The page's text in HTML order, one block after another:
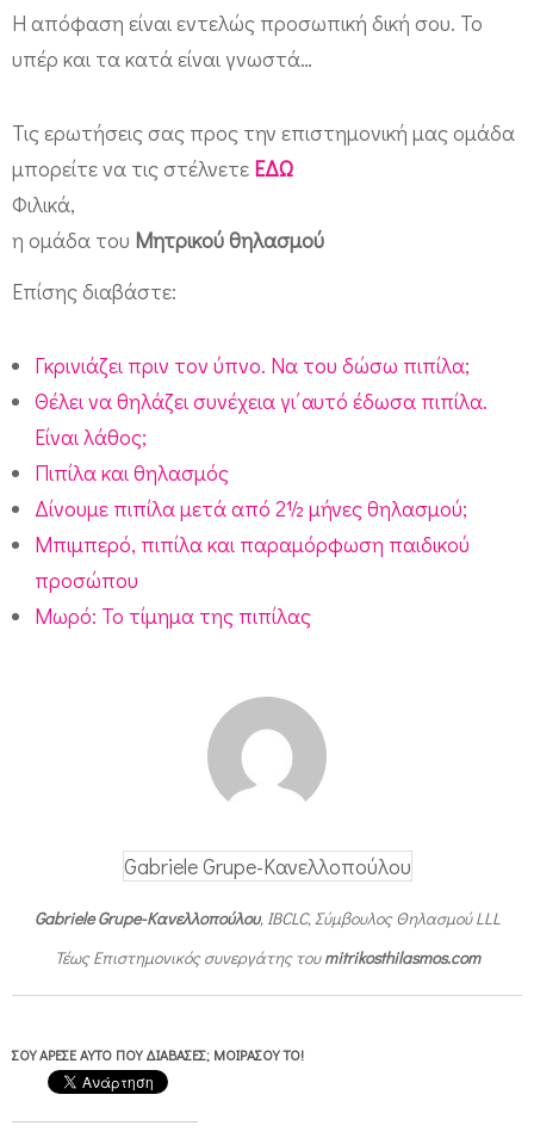
λ
α
Η απόφαση είναι εντελώς προσωπική δική σου. Το
υπέρ και τα κατά είναι γνωστά…
Τις ερωτήσεις σας προς την επιστημονική μας ομάδα
μπορείτε να τις στέλνετε ΕΔΩ
Φιλικά,
η ομάδα του Μητρικού θηλασμού
Επίσης διαβάστε:
Γκρινιάζει πριν τον ύπνο. Να του δώσω πιπίλα;
Θέλει να θηλάζει συνέχεια γι΄αυτό έδωσα πιπίλα.
Είναι λάθος;
Πιπίλα και θηλασμός
Δίνουμε πιπίλα μετά από 2½ μήνες θηλασμού;
Μπιμπερό, πιπίλα και παραμόρφωση παιδικού
προσώπου
Μωρό: Το τίμημα της πιπίλας
Gabriele Grupe-Κανελλοπούλου
Gabriele Grupe-Κανελλοπούλου, IBCLC, Σύμβουλος Θηλασμού LLL
Τέως Επιστημονικός συνεργάτης τουmitrikosthilasmos.com
ΣΟΥ ΆΡΕΣΕ ΑΥΤΌ ΠΟΥ ΔΙΆΒΑΣΕΣ; ΜΟΙΡΆΣΟΥ ΤΟ!